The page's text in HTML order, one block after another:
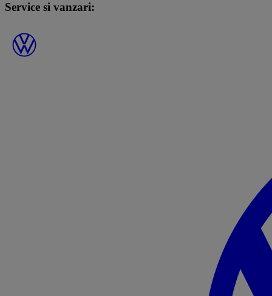
Service si vanzari: